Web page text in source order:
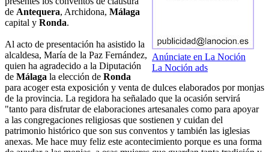
Anúnciate en La Noción
La Noción ads
de Antequera, Archidona, Málaga
capital y Ronda.
Al acto de presentación ha asistido la
alcaldesa, María de la Paz Fernández,
quien ha agradecido a la Diputación
de Málaga la elección de Ronda
para acoger esta exposición y venta de dulces elaborados por monjas
de la provincia. La regidora ha señalado que la ocasión servirá
"tanto para disfrutar de elaboraciones artesanales como para apoyar
a las congregaciones religiosas que sostienen y cuidan del
patrimonio histórico que son sus conventos y también las iglesias
anexas. Me hace muy feliz este acontecimiento porque es una forma